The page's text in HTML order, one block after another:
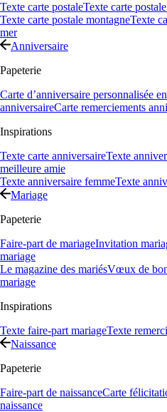
Texte carte postaleTexte carte
Texte carte postale montagneTexte
mer
Anniversaire
Papeterie
Carte d’anniversaire personnalisée
anniversaireCarte remerciements
Inspirations
Texte carte anniversaireTexte
meilleure amie
Texte anniversaire femmeTexte
Mariage
Papeterie
Faire-part de mariageInvitation
mariage
Le magazine des mariésVœux de
mariage
Inspirations
Texte faire-part mariageTexte
Naissance
Papeterie
Faire-part de naissanceCarte
naissance